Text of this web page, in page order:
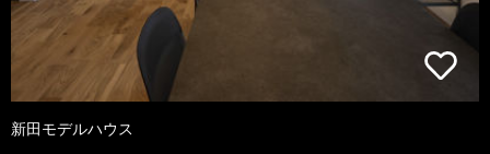
新田モデルハウス